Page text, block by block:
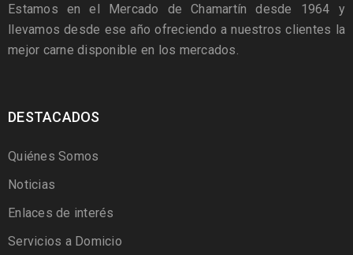
Estamos en el Mercado de Chamartín desde 1964 y
llevamos desde ese año ofreciendo a nuestros clientes la
mejor carne disponible en los mercados.
DESTACADOS
Quiénes Somos
Noticias
Enlaces de interés
Servicios a Domicio